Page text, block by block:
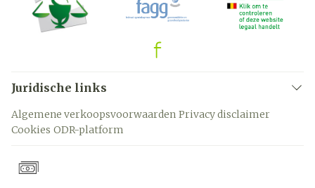
Juridische links
Algemene verkoopsvoorwaarden Privacy disclaimer
Cookies ODR-platform